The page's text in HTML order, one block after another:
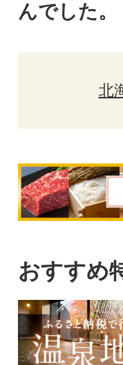
んでした。
北
おすすめ